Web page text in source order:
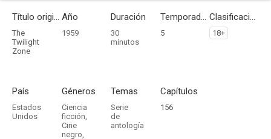
Título original
The
Twilight
Zone
Año
1959
Duración
30
minutos
Temporadas
5
Clasificación por edades
18+
País
Estados
Unidos
Géneros
Ciencia
ficción,
Cine
negro,
Temas
Serie
de
antología
Capítulos
156